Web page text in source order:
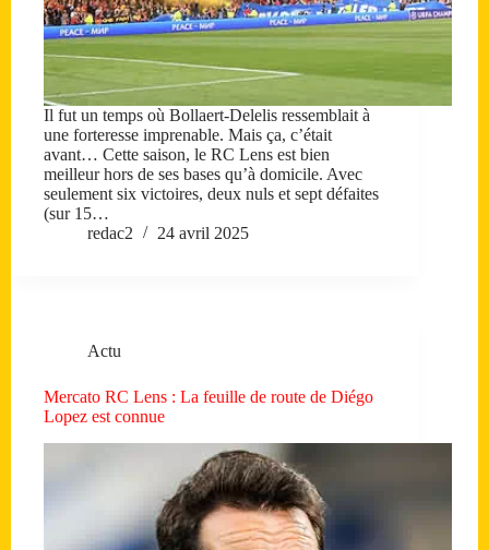
Il fut un temps où Bollaert-Delelis ressemblait à
une forteresse imprenable. Mais ça, c’était
avant… Cette saison, le RC Lens est bien
meilleur hors de ses bases qu’à domicile. Avec
seulement six victoires, deux nuls et sept défaites
(sur 15…
redac2
24 avril 2025
Actu
Mercato RC Lens : La feuille de route de Diégo
Lopez est connue